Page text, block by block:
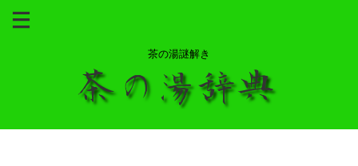
茶の湯謎解き